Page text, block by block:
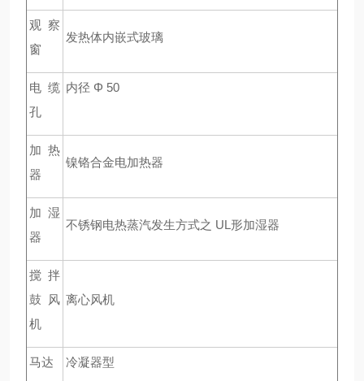
观察
窗
发热体内嵌式玻璃
电缆
孔
内径 Φ 50
加热
器
镍铬合金电加热器
加湿
器
不锈钢电热蒸汽发生方式之 UL形加湿器
搅拌
鼓风
机
离心风机
马达 冷凝器型